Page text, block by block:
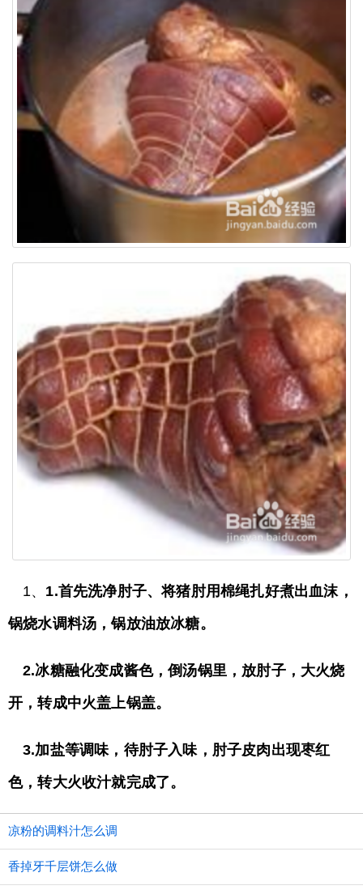
1、 1.首先洗净肘子、将猪肘用棉绳扎好煮出血沫，
锅烧水调料汤，锅放油放冰糖。
2.冰糖融化变成酱色，倒汤锅里，放肘子，大火烧
开，转成中火盖上锅盖。
3.加盐等调味，待肘子入味，肘子皮肉出现枣红
色，转大火收汁就完成了。
凉粉的调料汁怎么调
香掉牙千层饼怎么做